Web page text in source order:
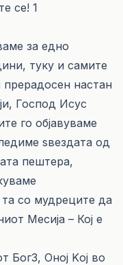
се! 1
за едно
туку и самите
настан
Господ Исус
го објавуваме
ѕвездата од
пештера,
со мудреците да
Месија – Кој е
Бог3, Оној Kој во